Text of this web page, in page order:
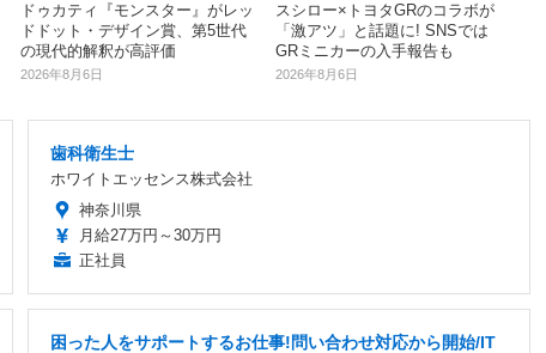
ドゥカティ『モンスター』がレッ
ドドット・デザイン賞、第5世代
の現代的解釈が高評価
2026年8月6日
スシロー×トヨタGRのコラボが
「激アツ」と話題に! SNSでは
GRミニカーの入手報告も
2026年8月6日
歯科衛生士
ホワイトエッセンス株式会社
神奈川県
月給27万円～30万円
正社員
困った人をサポートするお仕事!問い合わせ対応から開始/IT